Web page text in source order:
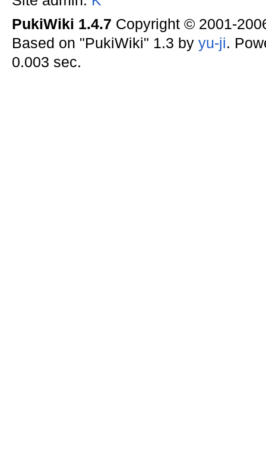
PukiWiki 1.4.7 Copyright © 2001-
Based on "PukiWiki" 1.3 by yu-ji.
0.003 sec.